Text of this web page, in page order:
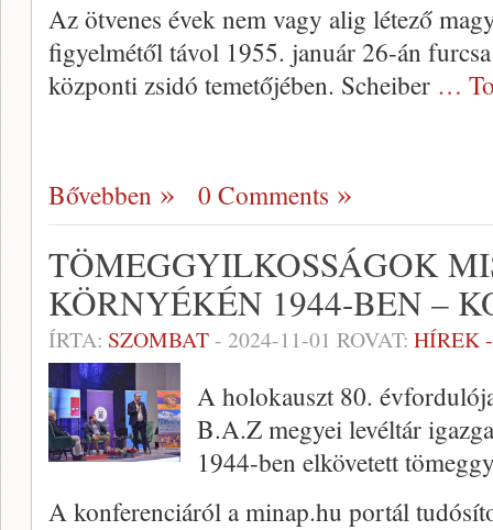
Az ötvenes évek nem vagy alig létező
figyelmétől távol 1955. január 26-án
központi zsidó temetőjében. Scheiber …
Bővebben 0 Comments
TÖMEGGYILKOSSÁGOK
KÖRNYÉKÉN 1944-BEN –
ÍRTA: SZOMBAT- 2024-11-01 ROVAT: HÍREK
A holokauszt 80.
B.A.Z megyei levéltár
1944-ben elkövetett
A konferenciáról a minap.hu portál